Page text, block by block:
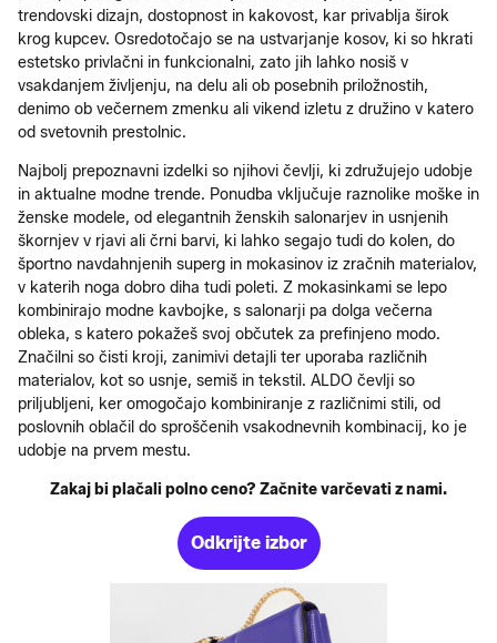
trendovski dizajn, dostopnost in kakovost, kar privablja širok
krog kupcev. Osredotočajo se na ustvarjanje kosov, ki so hkrati
estetsko privlačni in funkcionalni, zato jih lahko nosiš v
vsakdanjem življenju, na delu ali ob posebnih priložnostih,
denimo ob večernem zmenku ali vikend izletu z družino v katero
od svetovnih prestolnic.
Najbolj prepoznavni izdelki so njihovi čevlji, ki združujejo udobje
in aktualne modne trende. Ponudba vključuje raznolike moške in
ženske modele, od elegantnih ženskih salonarjev in usnjenih
škornjev v rjavi ali črni barvi, ki lahko segajo tudi do kolen, do
športno navdahnjenih superg in mokasinov iz zračnih materialov,
v katerih noga dobro diha tudi poleti. Z mokasinkami se lepo
kombinirajo modne kavbojke, s salonarji pa dolga večerna
obleka, s katero pokažeš svoj občutek za prefinjeno modo.
Značilni so čisti kroji, zanimivi detajli ter uporaba različnih
materialov, kot so usnje, semiš in tekstil. ALDO čevlji so
priljubljeni, ker omogočajo kombiniranje z različnimi stili, od
poslovnih oblačil do sproščenih vsakodnevnih kombinacij, ko je
udobje na prvem mestu.
Zakaj bi plačali polno ceno? Začnite varčevati z nami.
Odkrijte izbor